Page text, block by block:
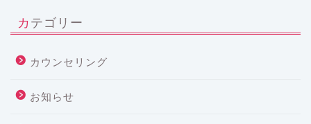
カテゴリー
カウンセリング
お知らせ